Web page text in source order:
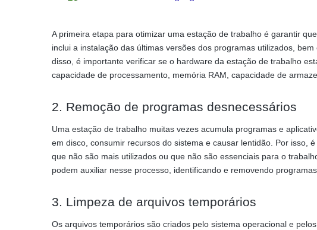
A primeira etapa para otimizar uma estação de trabalho é garantir
inclui a instalação das últimas versões dos programas utilizados,
disso, é importante verificar se o hardware da estação de trabalho
capacidade de processamento, memória RAM, capacidade de
2. Remoção de programas desnecessários
Uma estação de trabalho muitas vezes acumula programas e
em disco, consumir recursos do sistema e causar lentidão. Por isso,
que não são mais utilizados ou que não são essenciais para o
podem auxiliar nesse processo, identificando e removendo
3. Limpeza de arquivos temporários
Os arquivos temporários são criados pelo sistema operacional e